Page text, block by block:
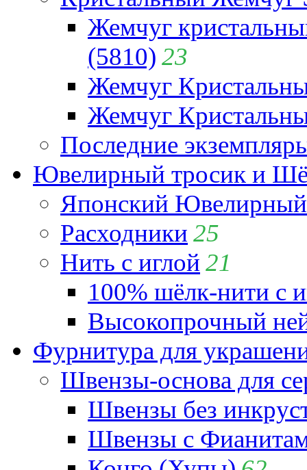
Жемчуг
(5810) 23
Жемчуг
Жемчуг
Последние
Ювелирный тросик и
Японский
Расходники 25
Нить с иглой 21
100% шёлк-нити с
Высокопрочный
Фурнитура для
Швензы-основа для
Швензы без
Швензы с